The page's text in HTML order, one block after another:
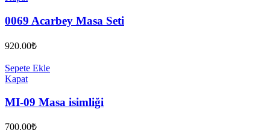
0069 Acarbey Masa Seti
920.00₺
Sepete Ekle
Kapat
MI-09 Masa isimliği
700.00₺